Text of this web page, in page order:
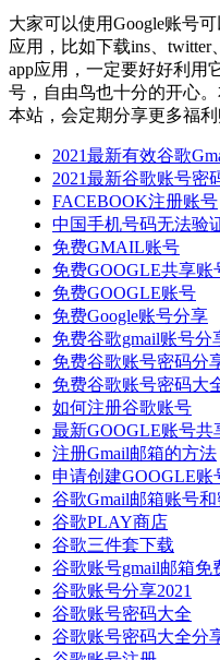
大家可以使用Google账号
应用，比如下载ins、twitter
app应用，一定要好好利用
号，自由鸟也十分的开心
本站，会定期分享更多福
2021最新有效谷歌
2021最新谷歌账号密
FACEBOOK注册账号
中国手机号码无法验
免费GMAIL账号
免费GOOGLE共享账
免费GOOGLE账号
免费Google账号分享
免费谷歌gmail账号分
免费谷歌账号密码分
免费谷歌账号密码大
如何注册谷歌账号
最新GOOGLE账号共
注册Gmail邮箱的方法
申请创建GOOGLE账
谷歌Gmail邮箱账号
谷歌PLAY商店
谷歌三件套下载
谷歌账号gmail邮箱免
谷歌账号分享2021
谷歌账号密码大全
谷歌账号密码大全分